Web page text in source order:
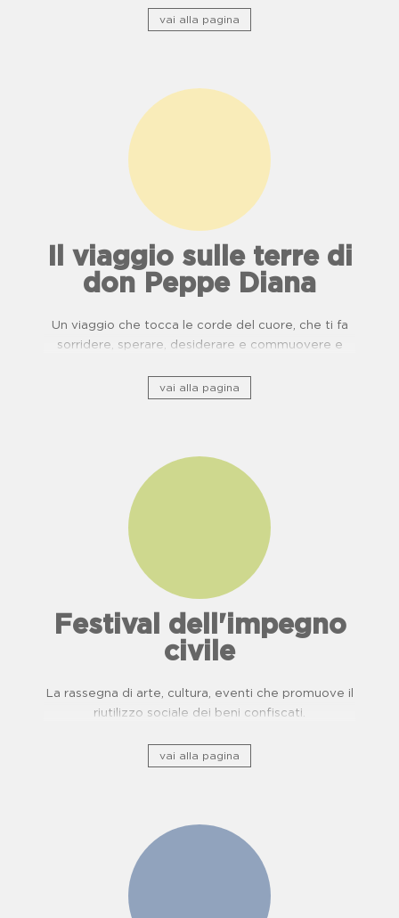
vai alla pagina
Il viaggio sulle terre di
don Peppe Diana
Un viaggio che tocca le corde del cuore, che ti fa
sorridere, sperare, desiderare e commuovere e
di usanze, cucina e buone pratiche.
vai alla pagina
Festival dell'impegno
civile
La rassegna di arte, cultura, eventi che promuove il
riutilizzo sociale dei beni confiscati.
vai alla pagina